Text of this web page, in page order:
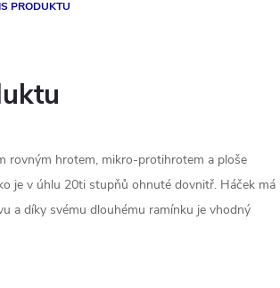
PRODUKTU
rovným hrotem, mikro-protihrotem a ploše
je v úhlu 20ti stupňů ohnuté dovnitř. Háček má
a díky svému dlouhému ramínku je vhodný